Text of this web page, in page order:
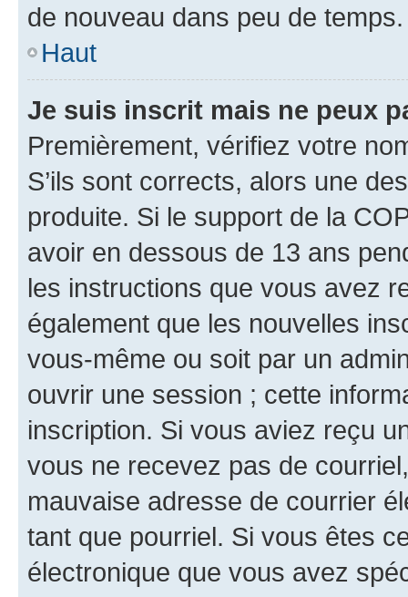
de nouveau dans peu de temps.
Haut
Je suis inscrit mais ne peux
Premièrement, vérifiez votre
S’ils sont corrects, alors une
produite. Si le support de la
avoir en dessous de 13 ans
les instructions que vous avez
également que les nouvelles
vous-même ou soit par un
ouvrir une session ; cette
inscription. Si vous aviez reçu
vous ne recevez pas de
mauvaise adresse de courrier
tant que pourriel. Si vous êtes
électronique que vous avez